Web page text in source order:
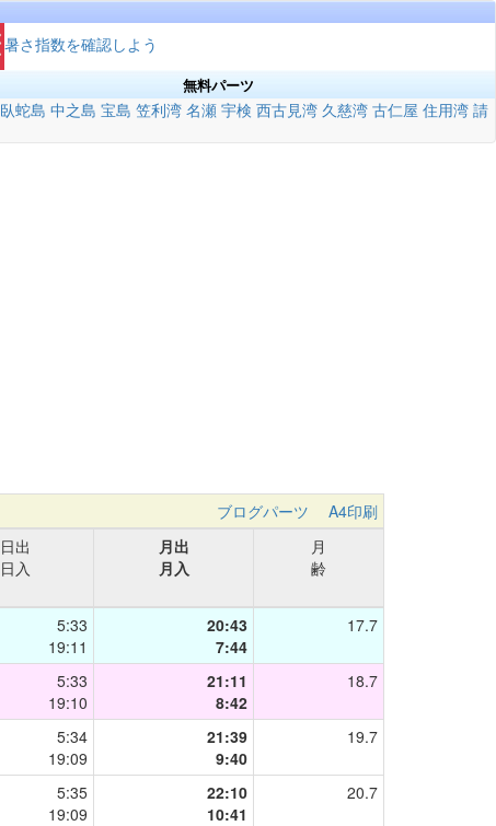
暑さ指数を確認しよう
無料パーツ
臥蛇島 中之島 宝島 笠利湾 名瀬 宇検 西古見湾 久慈湾 古仁屋 住用湾 請
ブログパーツ
A4印刷
日出
日入
月出
月入
月
齢
5:33
19:11
20:43
7:44
17.7
5:33
19:10
21:11
8:42
18.7
5:34
19:09
21:39
9:40
19.7
5:35
19:09
22:10
10:41
20.7